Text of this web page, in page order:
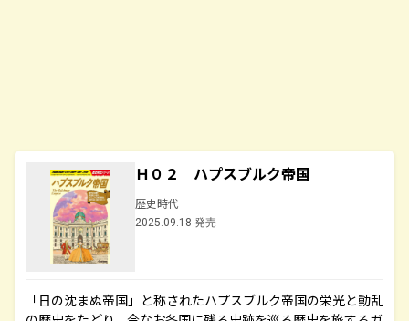
Ｈ０２ ハプスブルク帝国
歴史時代
2025.09.18 発売
「日の沈まぬ帝国」と称されたハプスブルク帝国の栄光と動乱